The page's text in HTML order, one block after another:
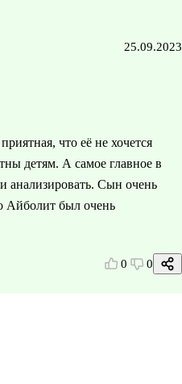
25.09.2023
что её не хочется
детям. А самое главное в
анализировать. Сын очень
Айболит был очень
0 0